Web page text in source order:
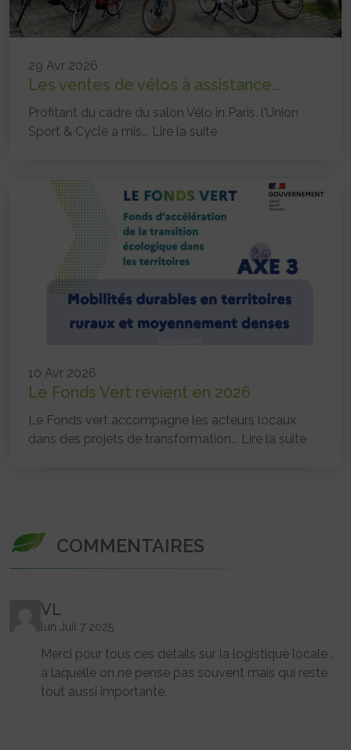
29 Avr 2026
Les ventes de vélos à assistance...
Profitant du cadre du salon Vélo in Paris, l’Union
Sport & Cycle a mis... Lire la suite
10 Avr 2026
Le Fonds Vert revient en 2026
Le Fonds vert accompagne les acteurs locaux
dans des projets de transformation... Lire la suite
COMMENTAIRES
VL
lun Juil 7 2025
Merci pour tous ces détails sur la logistique locale .
a laquelle on ne pense pas souvent mais qui reste
tout aussi importante.